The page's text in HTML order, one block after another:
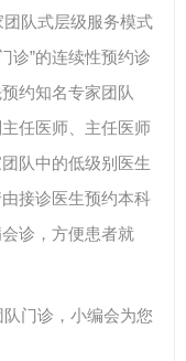
队式层级服务模式
诊”的连续性预约诊
约知名专家团队
任医师、主任医师
队中的低级别医生
接诊医生预约本科
诊，方便患者就
门诊，小编会为您